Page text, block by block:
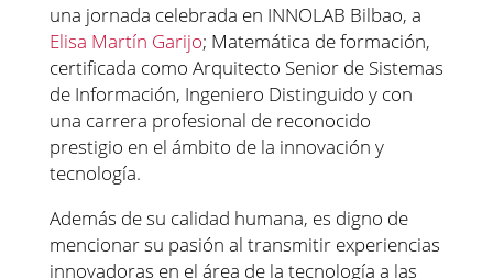
una jornada celebrada en INNOLAB Bilbao, a
Elisa Martín Garijo; Matemática de formación,
certificada como Arquitecto Senior de Sistemas
de Información, Ingeniero Distinguido y con
una carrera profesional de reconocido
prestigio en el ámbito de la innovación y
tecnología.
Además de su calidad humana, es digno de
mencionar su pasión al transmitir experiencias
innovadoras en el área de la tecnología a las